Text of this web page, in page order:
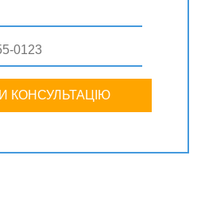
КОНСУЛЬТАЦІЮ